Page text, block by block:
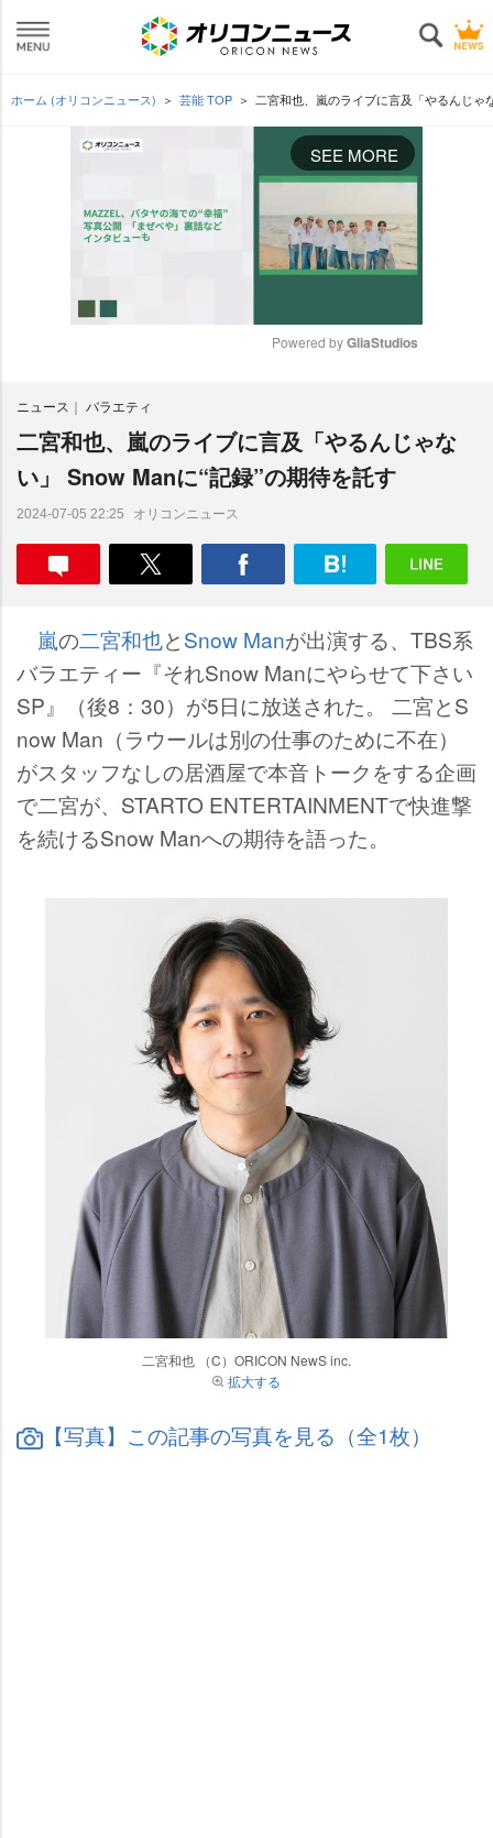
ホーム (オリコンニュース) 芸能 TOP 二宮和也、嵐のライブに言及「やるんじゃ
SEE MORE
e
Powered by GliaStudios
ニュース バラエティ
二宮和也、嵐のライブに言及「やるんじゃな
い」 Snow Manに“記録”の期待を託す
2024-07-05 22:25 オリコンニュース
嵐の二宮和也とSnow Manが出演する、TBS系
バラエティー『それSnow Manにやらせて下さい
SP』（後8：30）が5日に放送された。 二宮とS
now Man（ラウールは別の仕事のために不在）
がスタッフなしの居酒屋で本音トークをする企画
で二宮が、STARTO ENTERTAINMENTで快進撃
を続けるSnow Manへの期待を語った。
二宮和也 （C）ORICON NewS inc.
拡大する
【写真】この記事の写真を見る（全1枚）